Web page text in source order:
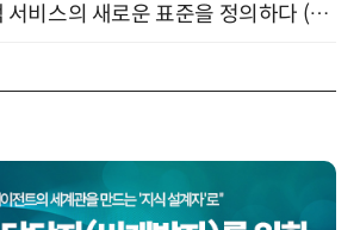
차세대 AICC, 고객 서비스의 새로운 표준을 정의하다 (9/9)